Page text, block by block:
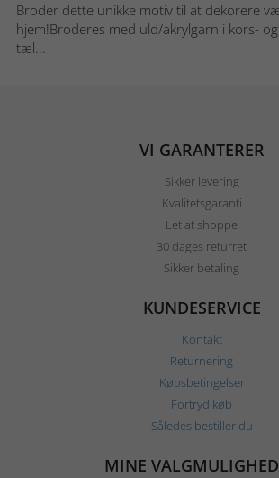
Broder dette unikke motiv til at dekorere
hjem!Broderes med uld/akrylgarn i kors-
tæl...
VI GARANTERER
Sikker levering
Kvalitetsgaranti
Let at shoppe
30 dages returret
Sikker betaling
KUNDESERVICE
Kontakt
Returnering
Købsbetingelser
Fortryd køb
Således bestiller du
MINE